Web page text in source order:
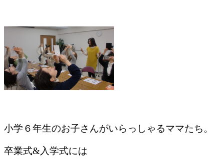
小学６年生のお子さんがいらっしゃるママたち。
卒業式&入学式には